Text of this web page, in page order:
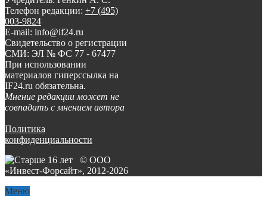
Телефон редакции: +7 (495)
003-9824
E-mail: info@if24.ru
Свидетельство о регистрации
СМИ: ЭЛ № ФС 77 - 67477
При использовании
материалов гиперссылка на
IF24.ru обязательна.
Мнение редакции может не
совпадать с мнением автора
Политика
конфиденциальности
© ООО
«Инвест-Форсайт», 2012-2026
Меню